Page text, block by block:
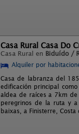
Casa Rural Casa Do
Casa Rural en Biduído /
Alquiler por
Casa de labranza del
edificación principal
aldea de raíces a 7km de
peregrinos de la ruta y a
baixas, a Finisterre, Costa